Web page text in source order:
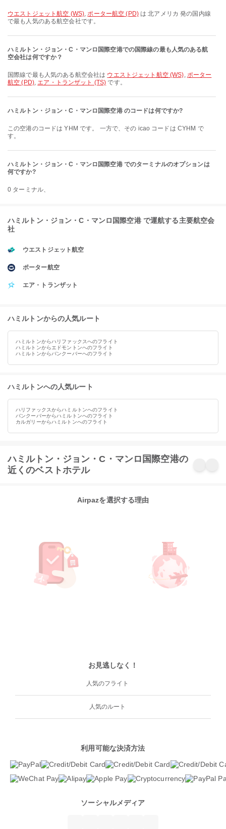
ウエストジェット航空 (WS),ポーター航空 (PD)は 北アメリカ 発の国内線
で最も人気のある航空会社です。
ハミルトン・ジョン・C・マンロ国際空港での国際線の最も人気のある航
空会社は何ですか？
国際線で最も人気のある航空会社は ウエストジェット航空 (WS), ポーター
航空 (PD), エア・トランザット (TS) です。
ハミルトン・ジョン・C・マンロ国際空港 のコードは何ですか?
この空港のコードは YHM です。 一方で、その icao コードは CYHM で
す。
ハミルトン・ジョン・C・マンロ国際空港 でのターミナルのオプションは
何ですか?
0 ターミナル、
ハミルトン・ジョン・C・マンロ国際空港 で運航する主要航空会
社
ウエストジェット航空
ポーター航空
エア・トランザット
ハミルトンからの人気ルート
ハミルトンからハリファックスへのフライト
ハミルトンからエドモントンへのフライト
ハミルトンからバンクーバーへのフライト
ハミルトンへの人気ルート
ハリファックスからハミルトンへのフライト
バンクーバーからハミルトンへのフライト
カルガリーからハミルトンへのフライト
ハミルトン・ジョン・C・マンロ国際空港の
近くのベストホテル
Airpazを選択する理由
お見逃しなく！
人気のフライト
人気のルート
利用可能な決済方法
ソーシャルメディア